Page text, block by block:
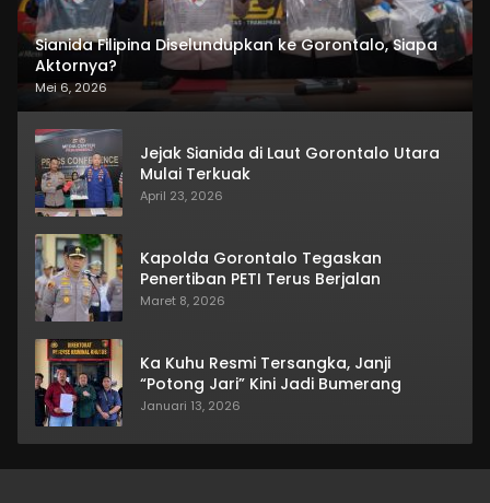
Sianida Filipina Diselundupkan ke Gorontalo, Siapa
Aktornya?
Mei 6, 2026
Jejak Sianida di Laut Gorontalo Utara
Mulai Terkuak
April 23, 2026
Kapolda Gorontalo Tegaskan
Penertiban PETI Terus Berjalan
Maret 8, 2026
Ka Kuhu Resmi Tersangka, Janji
“Potong Jari” Kini Jadi Bumerang
Januari 13, 2026